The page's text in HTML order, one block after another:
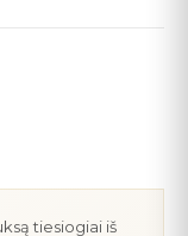
tiesiogiai iš